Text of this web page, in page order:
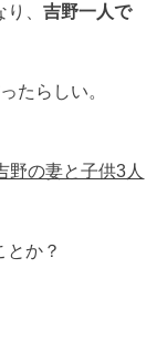
り、吉野一人で
たらしい。
野の妻と子供3人
か？